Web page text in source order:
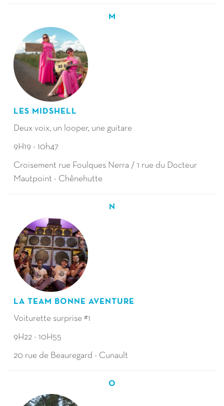
M
LES MIDSHELL
Deux voix, un looper, une guitare
9H19 - 10h47
Croisement rue Foulques Nerra / 1 rue du Docteur
Mautpoint - Chênehutte
N
LA TEAM BONNE AVENTURE
Voiturette surprise #1
9H22 - 10H55
20 rue de Beauregard - Cunault
O